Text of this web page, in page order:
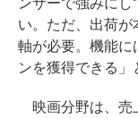
ンサーで強みにし
い。ただ、出荷が
軸が必要。機能に
ンを獲得できる」
映画分野は、売